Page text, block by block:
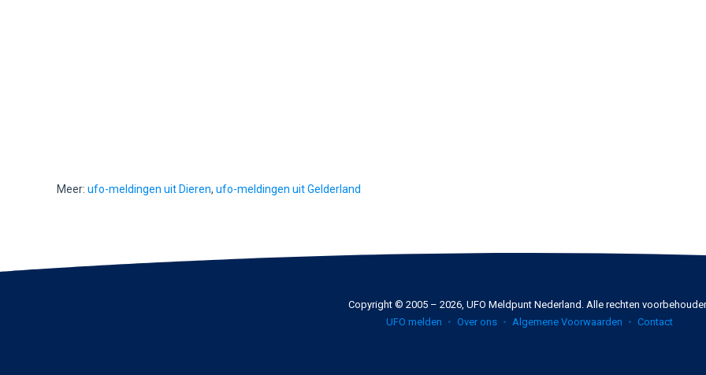
Meer: ufo-meldingen uit Dieren, ufo-meldingen uit Gelderland
Copyright © 2005 – 2026, UFO Meldpunt Nederland. Alle rechten
UFO melden
Over ons Algemene Voorwaarden Contact